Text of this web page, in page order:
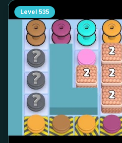
Level 535